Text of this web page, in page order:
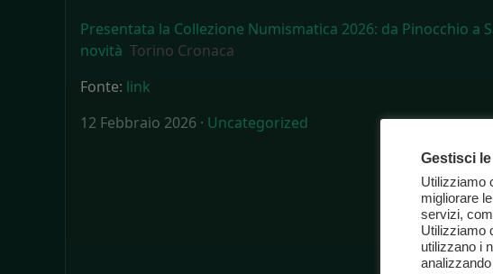
Presentata la Collezione Numismatica 2026: da Pinocchio a
novità Torino Cronaca
Fonte: link
12 Febbraio 2026 · Uncategorized
Gestisci
Utilizziamo
migliorare
servizi,
Utilizziamo
utilizzano i